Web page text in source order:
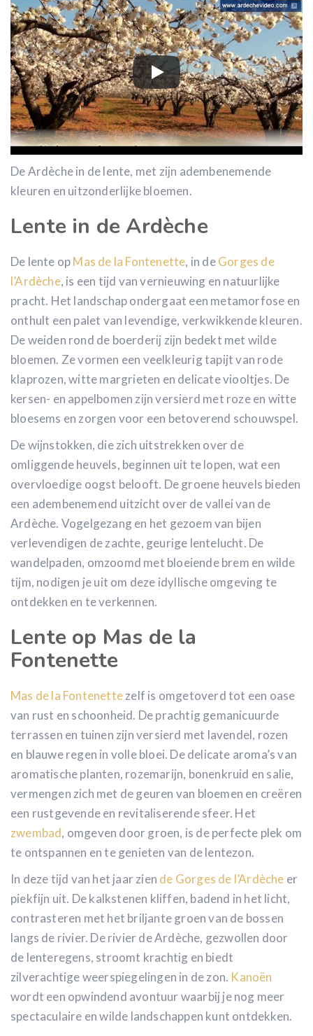
De Ardèche in de lente, met zijn adembenemende
kleuren en uitzonderlijke bloemen.
Lente in de Ardèche
De lente opMas de la Fontenette, in deGorges de
l’Ardèche, is een tijd van vernieuwing en natuurlijke
pracht. Het landschap ondergaat een metamorfose en
onthult een palet van levendige, verkwikkende kleuren.
De weiden rond de boerderij zijn bedekt met wilde
bloemen. Ze vormen een veelkleurig tapijt van rode
klaprozen, witte margrieten en delicate viooltjes. De
kersen- en appelbomen zijn versierd met roze en witte
bloesems en zorgen voor een betoverend schouwspel.
De wijnstokken, die zich uitstrekken over de
omliggende heuvels, beginnen uit te lopen, wat een
overvloedige oogst belooft. De groene heuvels bieden
een adembenemend uitzicht over de vallei van de
Ardèche. Vogelgezang en het gezoem van bijen
verlevendigen de zachte, geurige lentelucht. De
wandelpaden, omzoomd met bloeiende brem en wilde
tijm, nodigen je uit om deze idyllische omgeving te
ontdekken en te verkennen.
Lente op Mas de la
Fontenette
Mas de la Fontenettezelf is omgetoverd tot een oase
van rust en schoonheid. De prachtig gemanicuurde
terrassen en tuinen zijn versierd met lavendel, rozen
en blauwe regen in volle bloei. De delicate aroma’s van
aromatische planten, rozemarijn, bonenkruid en salie,
vermengen zich met de geuren van bloemen en creëren
een rustgevende en revitaliserende sfeer. Het
zwembad, omgeven door groen, is de perfecte plek om
te ontspannen en te genieten van de lentezon.
In deze tijd van het jaar zien de Gorges de l’Ardèche er
piekfijn uit. De kalkstenen kliffen, badend in het licht,
contrasteren met het briljante groen van de bossen
langs de rivier. De rivier de Ardèche, gezwollen door
de lenteregens, stroomt krachtig en biedt
zilverachtige weerspiegelingen in de zon. Kanoën
wordt een opwindend avontuur waarbij je nog meer
spectaculaire en wilde landschappen kunt ontdekken.